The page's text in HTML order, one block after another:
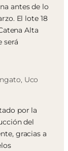
antes de lo
El lote 18
Alta
será
Uco
por la
del
gracias a